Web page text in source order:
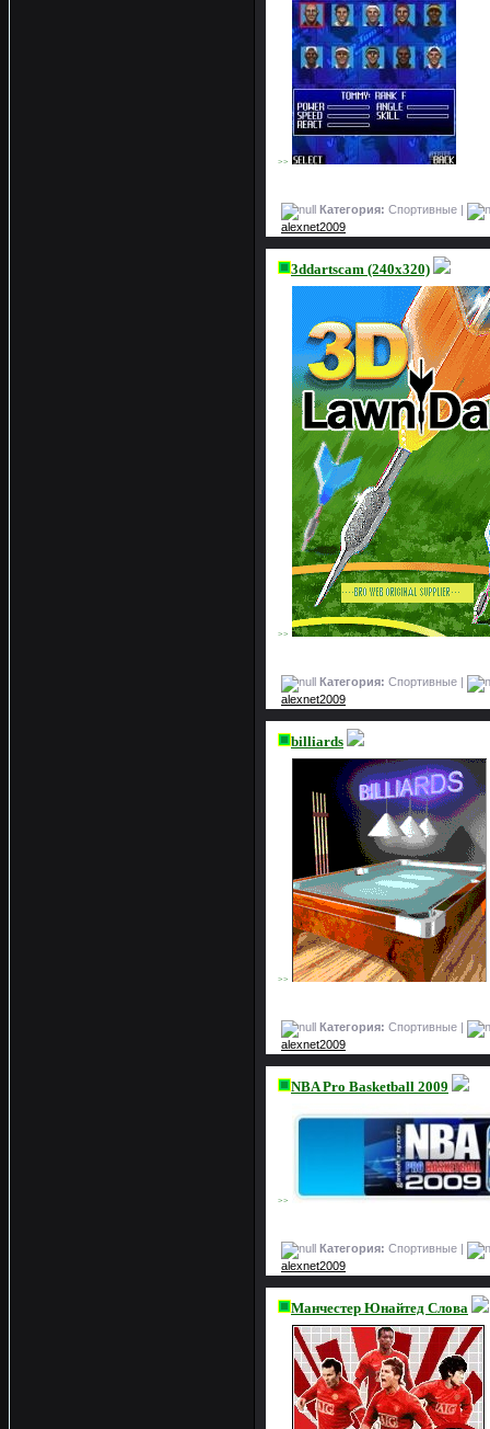
>>
Категория: Спортивные |
alexnet2009
3ddartscam (240x320)
>>
Категория: Спортивные |
alexnet2009
billiards
>>
Категория: Спортивные |
alexnet2009
NBA Pro Basketball 2009
>>
Категория: Спортивные |
alexnet2009
Манчестер Юнайтед Слова